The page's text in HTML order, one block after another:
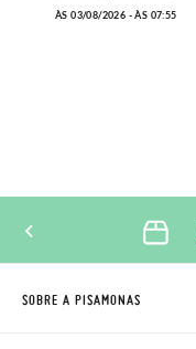
ÀS 03/08/2026 - ÀS 07:55
SOBRE A PISAMONAS